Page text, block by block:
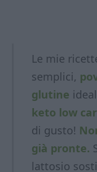
Le mie
semplici,
glutine
keto low
di gusto!
già pronte.
lattosio